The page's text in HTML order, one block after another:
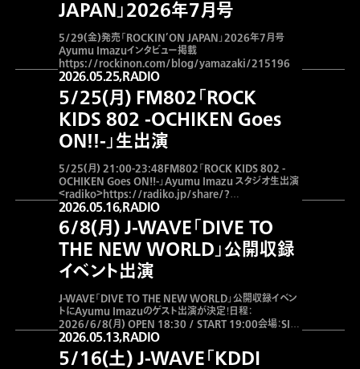
100%
JAPAN」2026年7月号
5/29(金)発売「ROCKIN’ON JAPAN」2026年7月号
Ayumu Imazuインタビュー掲載
https://rockinon.com/blog/yamazaki/215196
2026.05.25, RADIO
5/25(月) FM802「ROCK
KIDS 802 -OCHIKEN Goes
ON!!-」生出演
5/25(月) 21:00-23:48FM802「ROCK KIDS 802 -
OCHIKEN Goes ON!!-」Ayumu Imazu スタジオ生出演
＜radiko＞https://radiko.jp/share/?
sid=802&t=20260525220000＜番組公式HP＞
https://funky802.com/rockkids/
2026.05.16, RADIO
6/8(月) J-WAVE「DIVE TO
THE NEW WORLD」公開収録
イベント出演
J-WAVE「DIVE TO THE NEW WORLD」公開収録イベン
トにAyumu Imazuのゲスト出演が決定！日程：
2026/6/8(月) OPEN 18:30 / START 19:00会場：SIX
WAKE ROPPONGIMC：SKY-HIゲスト：Ayumu Imazu＜
詳細はこちら＞https://www.j-
wave.co.jp/jlc/jme/entry/enquete/dtt
2026.05.13, RADIO
5/16(土) J-WAVE「KDDI